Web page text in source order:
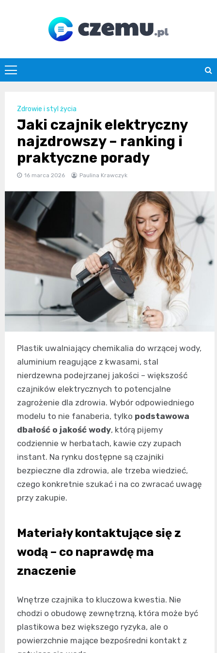
czemu.pl
Zdrowie i styl życia
Jaki czajnik elektryczny
najzdrowszy – ranking i
praktyczne porady
16 marca 2026 Paulina Krawczyk
Plastik uwalniający chemikalia do wrzącej wody,
aluminium reagujące z kwasami, stal
nierdzewna podejrzanej jakości – większość
czajników elektrycznych to potencjalne
zagrożenie dla zdrowia. Wybór odpowiedniego
modelu to nie fanaberia, tylko podstawowa
dbałość o jakość wody, którą pijemy
codziennie w herbatach, kawie czy zupach
instant. Na rynku dostępne są czajniki
bezpieczne dla zdrowia, ale trzeba wiedzieć,
czego konkretnie szukać i na co zwracać uwagę
przy zakupie.
Materiały kontaktujące się z
wodą – co naprawdę ma
znaczenie
Wnętrze czajnika to kluczowa kwestia. Nie
chodzi o obudowę zewnętrzną, która może być
plastikowa bez większego ryzyka, ale o
powierzchnie mające bezpośredni kontakt z